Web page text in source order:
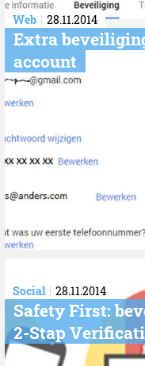
Web 28.11.2014
Extra
account
Social 28.11.2014
Safety First:
2-Stap